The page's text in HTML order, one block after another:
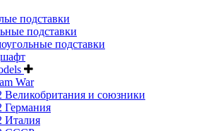
подставки
подставки
подставки
War
Великобритания и союзники
Германия
Италия